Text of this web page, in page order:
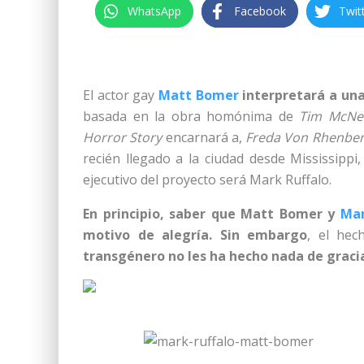
WhatsApp Facebook
El actor gay Matt Bomerinterpretará a
basada en la obra homónima de Tim
Horror Storyencarnará a, Freda Von
recién llegado a la ciudad desde
ejecutivo del proyecto será Mark Ruffalo.
En principio, saber que Matt Bomer y
motivo de alegría. Sin embargo, el
transgénero no les ha hecho nada de